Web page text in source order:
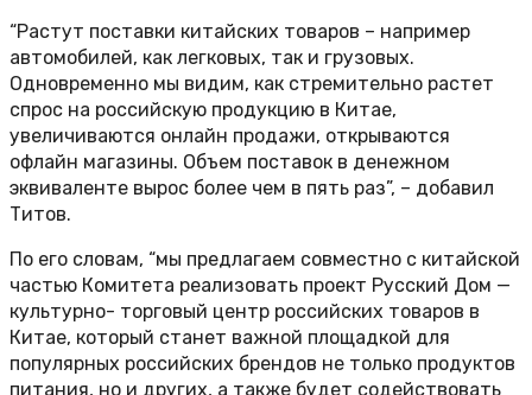
“Растут поставки китайских товаров – например
автомобилей, как легковых, так и грузовых.
Одновременно мы видим, как стремительно растет
спрос на российскую продукцию в Китае,
увеличиваются онлайн продажи, открываются
офлайн магазины. Объем поставок в денежном
эквиваленте вырос более чем в пять раз”, – добавил
Титов.
По его словам, “мы предлагаем совместно с китайской
частью Комитета реализовать проект Русский Дом —
культурно- торговый центр российских товаров в
Китае, который станет важной площадкой для
популярных российских брендов не только продуктов
питания, но и других, а также будет содействовать